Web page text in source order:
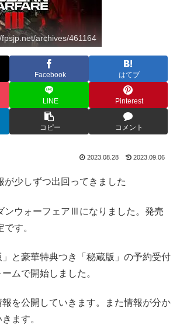
fpsjp.net/archives/461164
Facebook はてブ
LINE Pinterest
コピー コメント
2023.08.28 2023.09.06
が少しずつ出回ってきました
ンウォーフェアⅢになりました。発売
す。
」と豪華特典つき「秘蔵版」の予約受付
ムで開始しました。
を公開していきます。また情報が分か
ます。